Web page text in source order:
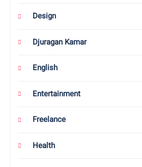
Design
Djuragan Kamar
English
Entertainment
Freelance
Health